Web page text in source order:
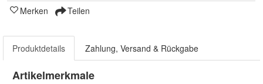
Merken Teilen
Produktdetails Zahlung, Versand & Rückgabe
Artikelmerkmale